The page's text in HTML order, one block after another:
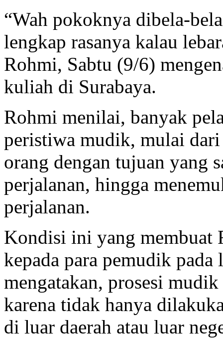
“Wah pokoknya dibela-
lengkap rasanya kalau
Rohmi, Sabtu (9/6)
kuliah di Surabaya.
Rohmi menilai, banyak
peristiwa mudik, mulai
orang dengan tujuan yang
perjalanan, hingga
perjalanan.
Kondisi ini yang membuat
kepada para pemudik
mengatakan, prosesi
karena tidak hanya
di luar daerah atau luar